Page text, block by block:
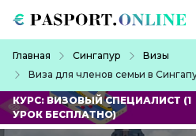
Главная Сингапур
Визы
Виза для членов семьи в
КУРС: ВИЗОВЫЙ СПЕЦИАЛИСТ (1
УРОК БЕСПЛАТНО)